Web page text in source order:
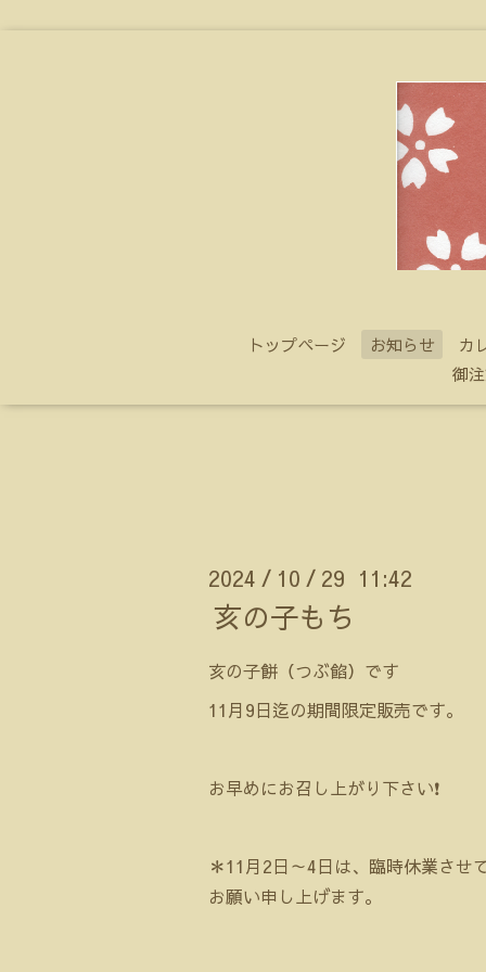
トップページ お知らせ カ
御
2024 / 10 / 29 11:42
亥の子もち
亥の子餅（つぶ餡）です
11月9日迄の期間限定販売です。
お早めにお召し上がり下さい❗️
＊11月2日～4日は、臨時休業さ
お願い申し上げます。